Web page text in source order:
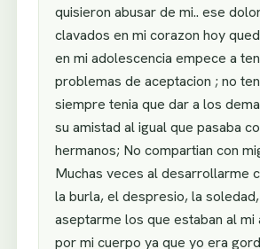
quisieron abusar de mi.. ese
clavados en mi corazon hoy
en mi adolescencia empece a
problemas de aceptacion ; no
siempre tenia que dar a los
su amistad al igual que pasaba
hermanos; No compartian con
Muchas veces al desarrollarme
la burla, el despresio, la
aseptarme los que estaban al
por mi cuerpo ya que yo era